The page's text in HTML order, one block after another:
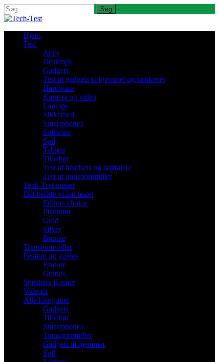
Søg
efter:
Hjem
Test
Apps
Desktops
Gadgets
Test af gadgets til hjemmet og køkkenet
Hardware
Kamera og video
Laptops
Sikkerhed
Smartphones
Software
Spil
Tablets
Tilbehør
Test af headsets og højttalere
Test af transportmidler
Tech-Test mener
Det bedste vi har testet
Editors choice
Platinum
Gold
Silver
Bronze
Transportmidler
Feature og guides
Feature
Guides
Speakers Korner
Videoer
Alle kategorier
Gadgets
Tilbehør
Smartphones
Transportmidler
Gadgets til hjemmet
Spil